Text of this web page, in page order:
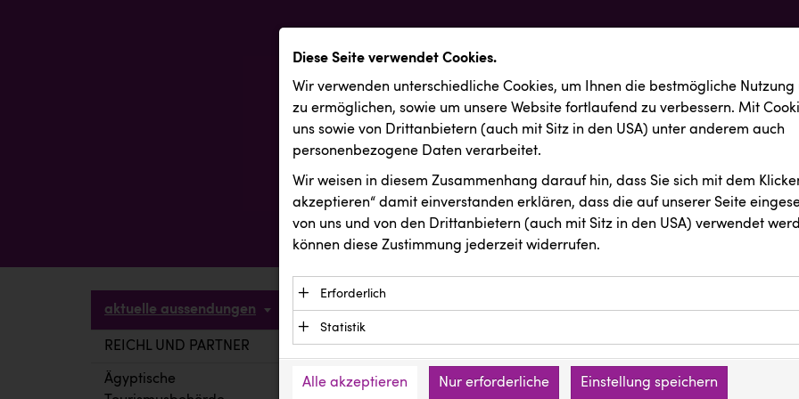
aktuelle aussendungen
REICHL UND PARTNER
Ägyptische
Diese Seite verwendet Cookies.
Wir verwenden unterschiedliche Cookies, um Ihnen die best­mögliche Nutzung
zu ermöglichen, sowie um unsere Website fortlaufend zu verbessern. Mit
uns sowie von Drittanbietern (auch mit Sitz in den USA) unter anderem auch
personenbezogene Daten verarbeitet.
Wir weisen in diesem Zusammenhang darauf hin, dass Sie sich mit dem
akzeptieren“ damit ein­ver­standen erklären, dass die auf unserer Seite
von uns und von den Drittanbietern (auch mit Sitz in den USA) verwendet
können diese Zustimmung jederzeit widerrufen.
Erforderlich
Essenzielle Cookies ermöglichen grundlegende Funktionen und sind für die
Funktion der Website erforderlich. Diese Cookies speichern keine
Daten und werden an keine Dritten übermittelt.
Anbieter: Eigentümer der Website (Erstanbieter)
Statistik
verstehen, wie unsere Besucher unsere Website nutzen.
Alle akzeptieren Nur erforderliche Einstellung speichern